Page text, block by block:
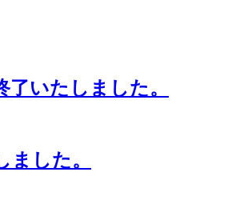
いたしました。
した。